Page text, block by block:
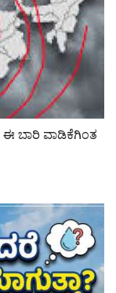
ಈ ಬಾರಿ ವಾಡಿಕೆಗಿಂತ